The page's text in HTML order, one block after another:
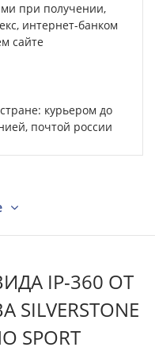
при получении,
интернет-банком
сайте
курьером до
почтой россии
IP-360 ОТ
SPORT